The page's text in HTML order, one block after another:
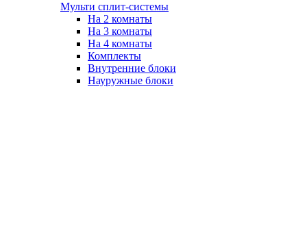
Мульти сплит-системы
На 2 комнаты
На 3 комнаты
На 4 комнаты
Комплекты
Внутренние блоки
Науружные блоки